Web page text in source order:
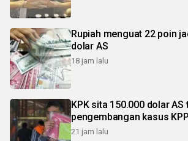
Rupiah menguat 22 poin
dolar AS
18 jam lalu
KPK sita 150.000 dolar AS
pengembangan kasus
21 jam lalu